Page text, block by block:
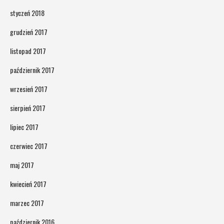
styczeń 2018
grudzień 2017
listopad 2017
październik 2017
wrzesień 2017
sierpień 2017
lipiec 2017
czerwiec 2017
maj 2017
kwiecień 2017
marzec 2017